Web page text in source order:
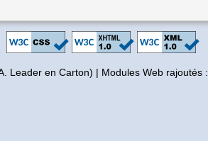
Leader en Carton) | Modules Web rajoutés :